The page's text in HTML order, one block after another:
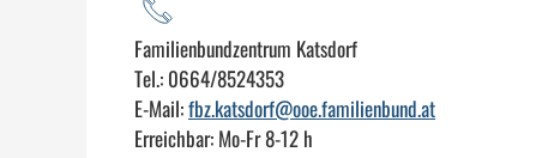
Familienbundzentrum Katsdorf
Tel.: 0664/8524353
E-Mail:fbz.katsdorf@ooe.familienbund.at
Erreichbar: Mo-Fr 8-12 h